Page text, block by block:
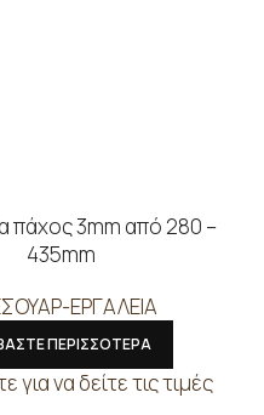
πάχος 3mm από 280 –
435mm
ΕΡΓΑΛΕΙΑ
ΠΕΡΙΣΣΟΤΕΡΑ
για να δείτε τις τιμές